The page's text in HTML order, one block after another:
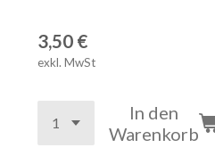
3,50 €
exkl. MwSt
In den
Warenkorb